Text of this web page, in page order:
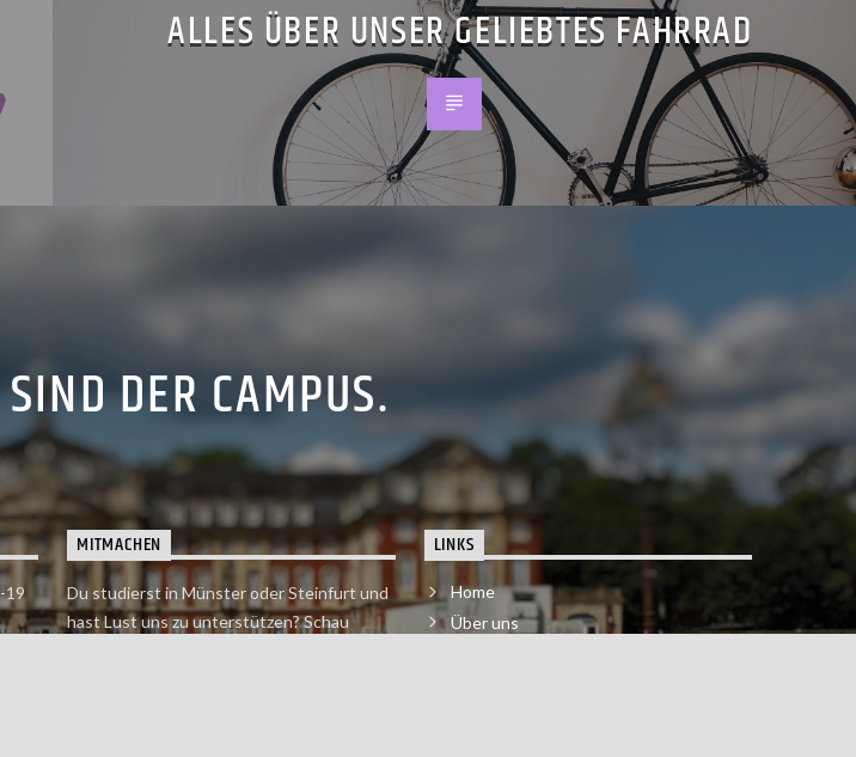
ALLES ÜBER UNSER GELIEBTES FAHRRAD
DER CAMPUS.
19
MITMACHEN
Du studierst in Münster oder Steinfurt und
hast Lust uns zu unterstützen? Schau
LINKS
Home
Über uns